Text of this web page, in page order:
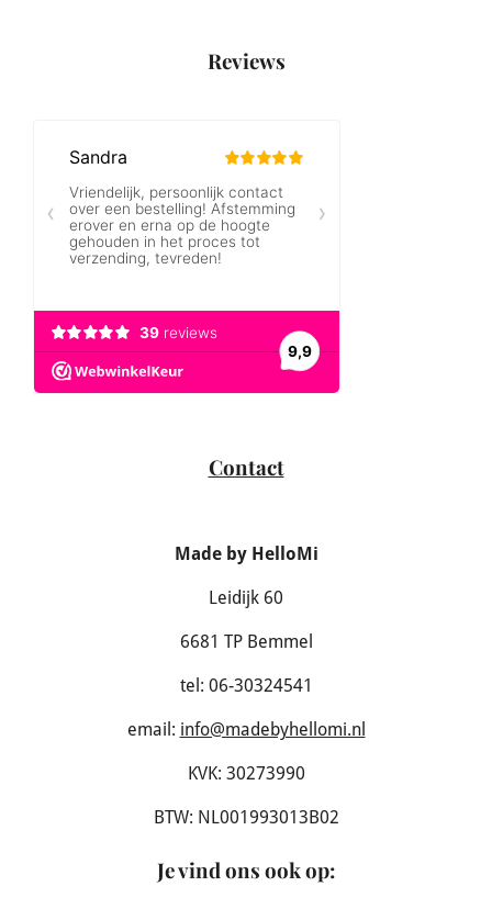
Reviews
Contact
Made by HelloMi
Leidijk 60
6681 TP Bemmel
tel: 06-30324541
email: info@madebyhellomi.nl
KVK: 30273990
BTW: NL001993013B02
Je vind ons ook op: